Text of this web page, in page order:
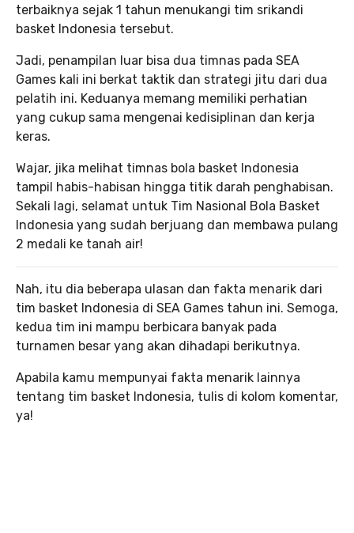
terbaiknya sejak 1 tahun menukangi tim srikandi
basket Indonesia tersebut.
Jadi, penampilan luar bisa dua timnas pada SEA
Games kali ini berkat taktik dan strategi jitu dari dua
pelatih ini. Keduanya memang memiliki perhatian
yang cukup sama mengenai kedisiplinan dan kerja
keras.
Wajar, jika melihat timnas bola basket Indonesia
tampil habis-habisan hingga titik darah penghabisan.
Sekali lagi, selamat untuk Tim Nasional Bola Basket
Indonesia yang sudah berjuang dan membawa pulang
2 medali ke tanah air!
Nah, itu dia beberapa ulasan dan fakta menarik dari
tim basket Indonesia di SEA Games tahun ini. Semoga,
kedua tim ini mampu berbicara banyak pada
turnamen besar yang akan dihadapi berikutnya.
Apabila kamu mempunyai fakta menarik lainnya
tentang tim basket Indonesia, tulis di kolom komentar,
ya!